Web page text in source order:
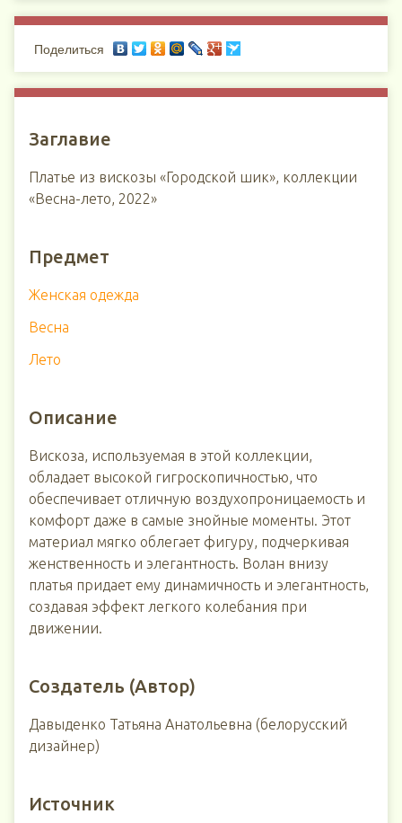
Поделиться
Заглавие
Платье из вискозы «Городской шик», коллекции
«Весна-лето, 2022»
Предмет
Женская одежда
Весна
Лето
Описание
Вискоза, используемая в этой коллекции,
обладает высокой гигроскопичностью, что
обеспечивает отличную воздухопроницаемость и
комфорт даже в самые знойные моменты. Этот
материал мягко облегает фигуру, подчеркивая
женственность и элегантность. Волан внизу
платья придает ему динамичность и элегантность,
создавая эффект легкого колебания при
движении.
Создатель (Автор)
Давыденко Татьяна Анатольевна (белорусский
дизайнер)
Источник